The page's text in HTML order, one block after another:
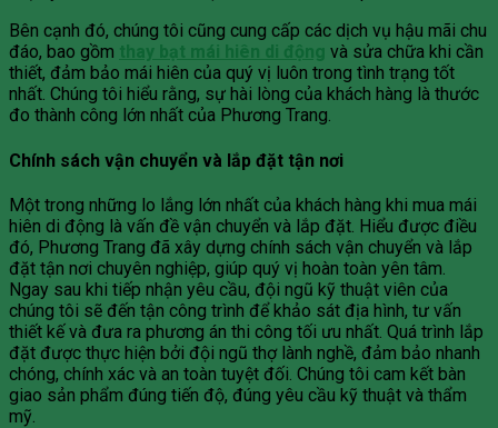
Bên cạnh đó, chúng tôi cũng cung cấp các dịch vụ hậu mãi chu
đáo, bao gồm thay bạt mái hiên di động và sửa chữa khi cần
thiết, đảm bảo mái hiên của quý vị luôn trong tình trạng tốt
nhất. Chúng tôi hiểu rằng, sự hài lòng của khách hàng là thước
đo thành công lớn nhất của Phương Trang.
Chính sách vận chuyển và lắp đặt tận nơi
Một trong những lo lắng lớn nhất của khách hàng khi mua mái
hiên di động là vấn đề vận chuyển và lắp đặt. Hiểu được điều
đó, Phương Trang đã xây dựng chính sách vận chuyển và lắp
đặt tận nơi chuyên nghiệp, giúp quý vị hoàn toàn yên tâm.
Ngay sau khi tiếp nhận yêu cầu, đội ngũ kỹ thuật viên của
chúng tôi sẽ đến tận công trình để khảo sát địa hình, tư vấn
thiết kế và đưa ra phương án thi công tối ưu nhất. Quá trình lắp
đặt được thực hiện bởi đội ngũ thợ lành nghề, đảm bảo nhanh
chóng, chính xác và an toàn tuyệt đối. Chúng tôi cam kết bàn
giao sản phẩm đúng tiến độ, đúng yêu cầu kỹ thuật và thẩm
mỹ.